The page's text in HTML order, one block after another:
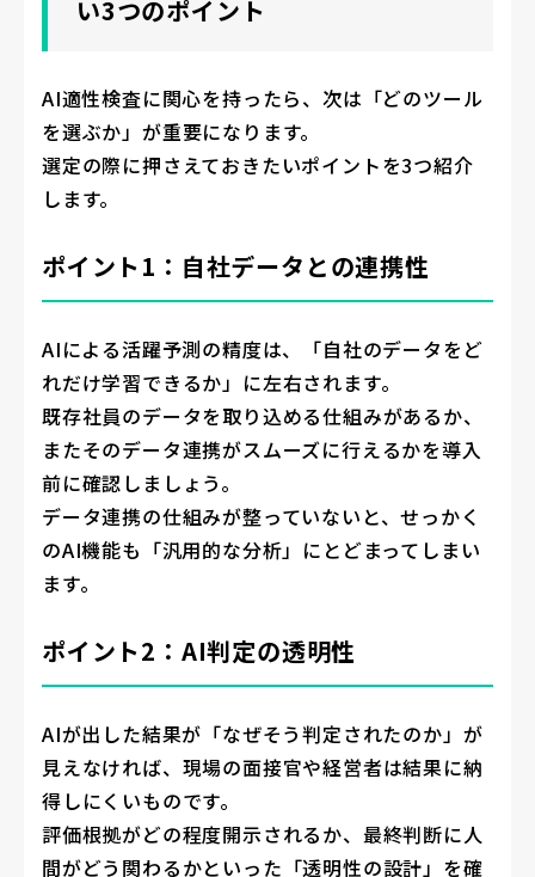
い3つのポイント
AI適性検査に関心を持ったら、次は「どのツール
を選ぶか」が重要になります。
選定の際に押さえておきたいポイントを3つ紹介
します。
ポイント1：自社データとの連携性
AIによる活躍予測の精度は、「自社のデータをど
れだけ学習できるか」に左右されます。
既存社員のデータを取り込める仕組みがあるか、
またそのデータ連携がスムーズに行えるかを導入
前に確認しましょう。
データ連携の仕組みが整っていないと、せっかく
のAI機能も「汎用的な分析」にとどまってしまい
ます。
ポイント2：AI判定の透明性
AIが出した結果が「なぜそう判定されたのか」が
見えなければ、現場の面接官や経営者は結果に納
得しにくいものです。
評価根拠がどの程度開示されるか、最終判断に人
間がどう関わるかといった「透明性の設計」を確